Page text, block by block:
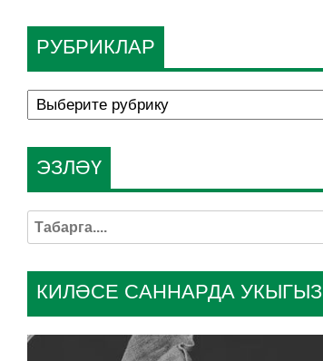
РУБРИКЛАР
КИЛӘСЕ САННАРДА УКЫГЫЗ
ЭЗЛӘҮ